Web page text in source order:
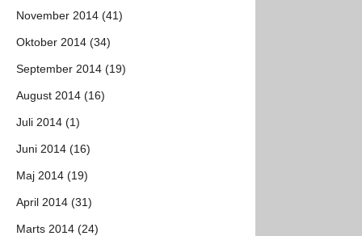
November 2014 (41)
Oktober 2014 (34)
September 2014 (19)
August 2014 (16)
Juli 2014 (1)
Juni 2014 (16)
Maj 2014 (19)
April 2014 (31)
Marts 2014 (24)